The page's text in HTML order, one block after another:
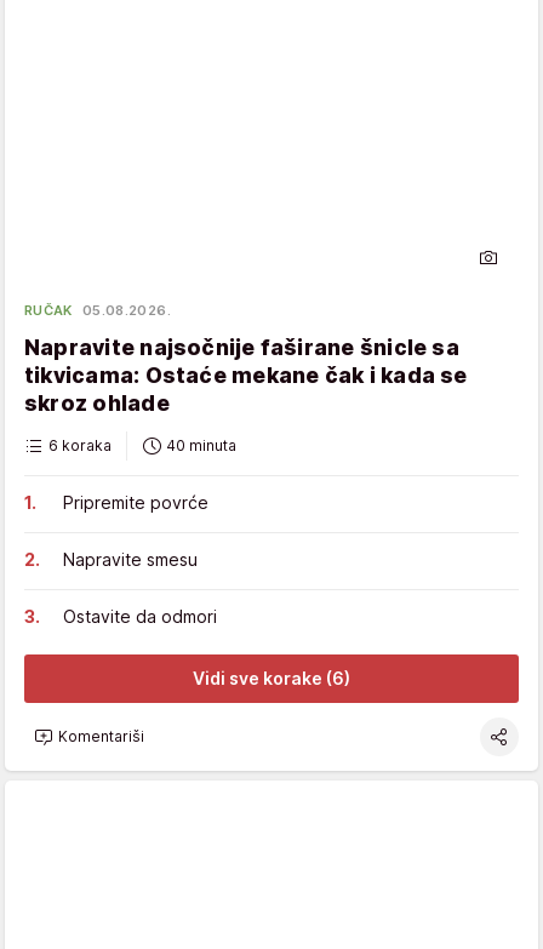
RUČAK 05.08.2026.
Napravite najsočnije faširane šnicle sa
tikvicama: Ostaće mekane čak i kada se
skroz ohlade
6 koraka 40 minuta
Pripremite povrće
Napravite smesu
Ostavite da odmori
Vidi sve korake (6)
Komentariši